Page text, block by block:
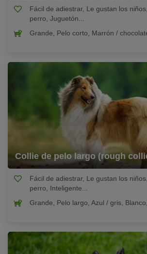
Fácil de adiestrar, Le gustan los
perro, Juguetón...
Grande, Pelo corto, Marrón /
Collie de pelo largo (rough
Fácil de adiestrar, Le gustan los
perro, Inteligente...
Grande, Pelo largo, Azul / gris,